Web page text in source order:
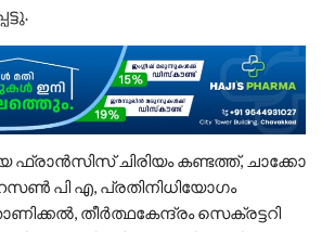
ഫ്രാൻസിസ് ചിരിയം കണ്ടത്ത്, ചാക്കോ
പി എ, പ്രതിനിധിയോഗം
തീർത്ഥകേന്ദ്രം സെക്രട്ടറി